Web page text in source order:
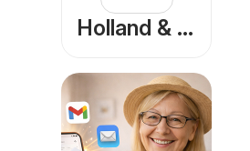
Holland & Barrett